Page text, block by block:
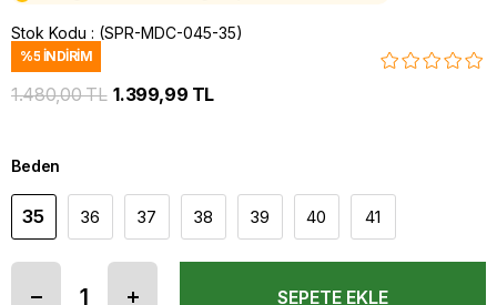
Stok Kodu (SPR-MDC-045-35)
%5 İNDIRIM
1.480,00 TL 1.399,99 TL
Beden
35 36 37 38 39 40 41